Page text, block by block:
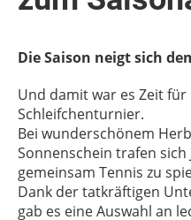
Die Saison neigt sich
Und damit war es Zeit
Schleifchenturnier.
Bei wunderschönem
Sonnenschein trafen sich
gemeinsam Tennis zu
Dank der tatkräftigen
gab es eine Auswahl an